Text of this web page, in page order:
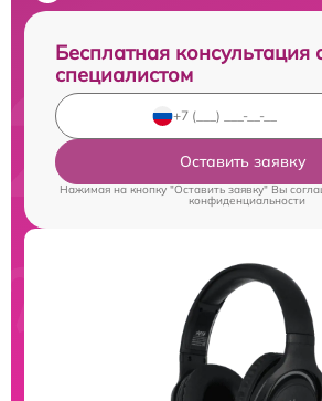
Бесплатная консультация
специалистом
Оставить заявку
Нажимая на кнопку "Оставить заявку" Вы
конфиденциальности